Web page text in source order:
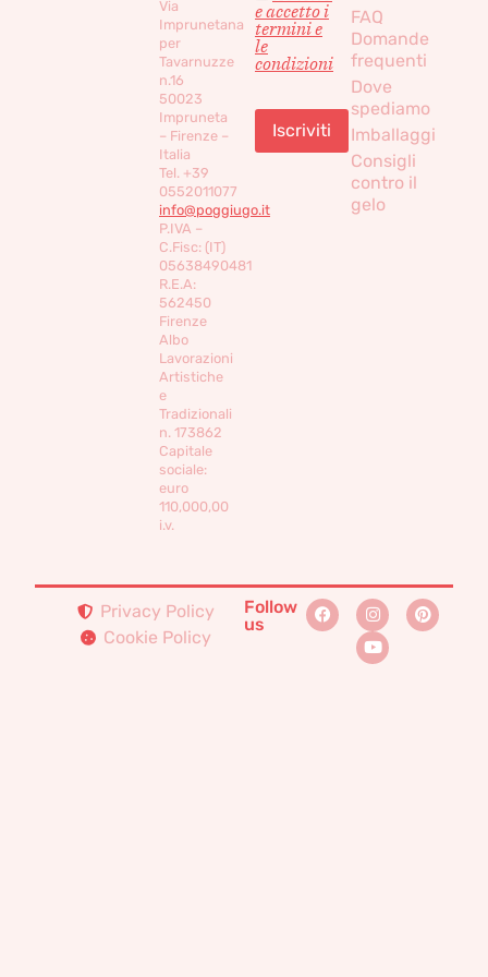
Via
Imprunetana
per
Tavarnuzze
n.16
50023
Impruneta
– Firenze –
Italia
Tel. +39
0552011077
info@poggiugo.it
P.IVA –
C.Fisc: (IT)
05638490481
R.E.A:
562450
Firenze
Albo
Lavorazioni
Artistiche
e
Tradizionali
n. 173862
Capitale
sociale:
euro
110,000,00
i.v.
e accetto i
termini e
le
condizioni
FAQ
Domande
frequenti
Dove
spediamo
Imballaggi
Consigli
contro il
gelo
Privacy Policy
Cookie Policy
Follow
us